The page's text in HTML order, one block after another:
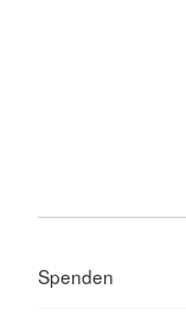
Spenden